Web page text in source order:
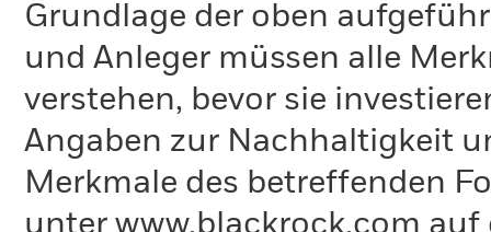
Grundlage der oben
und Anleger müssen alle
verstehen, bevor sie
Angaben zur Nachhaltigkeit
Merkmale des betreffenden
unter www.blackrock.com auf